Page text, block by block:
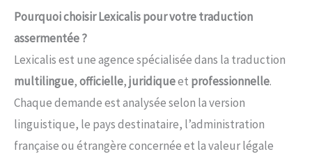
Pourquoi choisir Lexicalis pour votre traduction
assermentée ?
Lexicalis est une agence spécialisée dans la traduction
multilingue,officielle,juridiqueet professionnelle.
Chaque demande est analysée selon la version
linguistique, le pays destinataire, l’administration
française ou étrangère concernée et la valeur légale